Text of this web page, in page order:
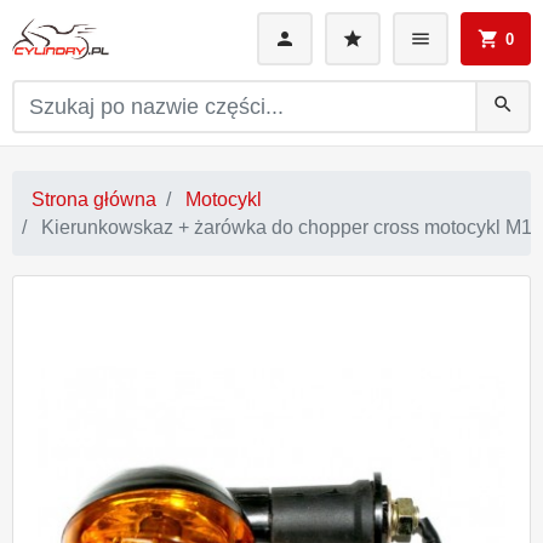
search
0
Strona główna
Motocykl
Kierunkowskaz + żarówka do chopper cross motocykl M10